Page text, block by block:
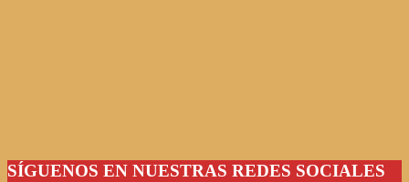
SÍGUENOS EN NUESTRAS REDES SOCIALES